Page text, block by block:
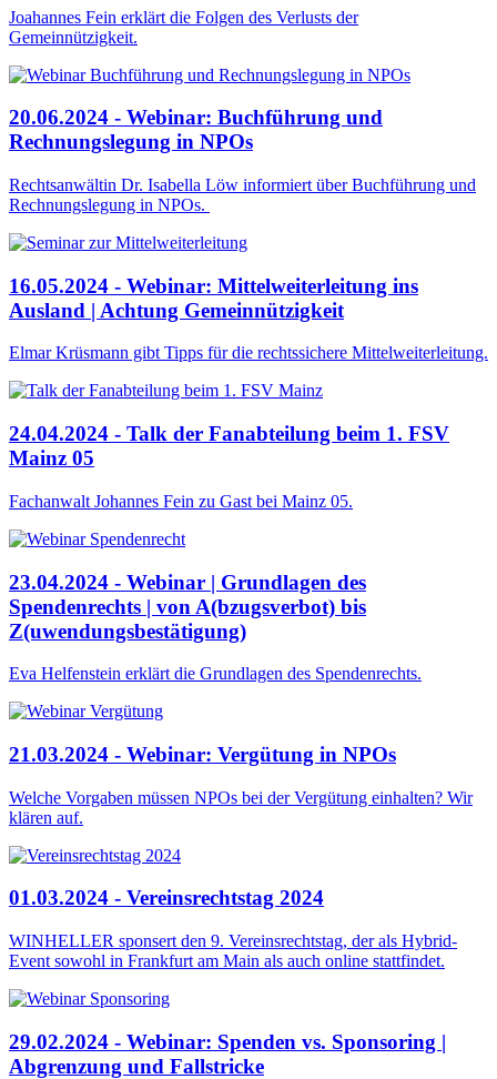
Joahannes Fein erklärt die Folgen des Verlusts der
Gemeinnützigkeit.
20.06.2024 - Webinar: Buchführung und
Rechnungslegung in NPOs
Rechtsanwältin Dr. Isabella Löw informiert über Buchführung und
Rechnungslegung in NPOs.
16.05.2024 - Webinar: Mittelweiterleitung ins
Ausland | Achtung Gemeinnützigkeit
Elmar Krüsmann gibt Tipps für die rechtssichere Mittelweiterleitung.
24.04.2024 - Talk der Fanabteilung beim 1. FSV
Mainz 05
Fachanwalt Johannes Fein zu Gast bei Mainz 05.
23.04.2024 - Webinar | Grundlagen des
Spendenrechts | von A(bzugsverbot) bis
Z(uwendungsbestätigung)
Eva Helfenstein erklärt die Grundlagen des Spendenrechts.
21.03.2024 - Webinar: Vergütung in NPOs
Welche Vorgaben müssen NPOs bei der Vergütung einhalten? Wir
klären auf.
01.03.2024 - Vereinsrechtstag 2024
WINHELLER sponsert den 9. Vereinsrechtstag, der als Hybrid-
Event sowohl in Frankfurt am Main als auch online stattfindet.
29.02.2024 - Webinar: Spenden vs. Sponsoring |
Abgrenzung und Fallstricke